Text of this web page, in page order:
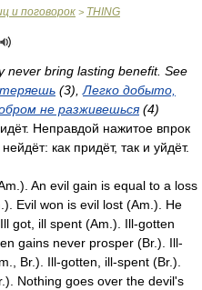
и поговорок > THING
never bring lasting benefit. See
(3), Легко добыто,
не разживешься(4)
Неправдой нажитое впрок
как придёт, так и уйдёт.
). An evil gain is equal to a loss
). Evil won is evil lost (Am. ). Не
got, ill spent (Am. ). Ill-gotten
gains never prosper (Br.). Ill-
Br.). Ill-gotten, ill-spent (Br.).
). Nothing goes over the devil's